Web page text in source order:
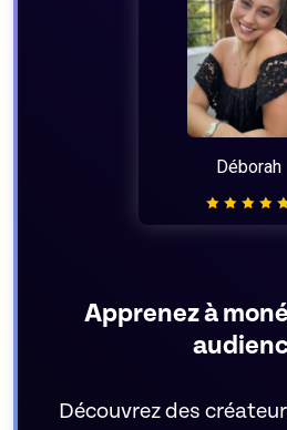
Apprenez à
Découvrez des
Déborah